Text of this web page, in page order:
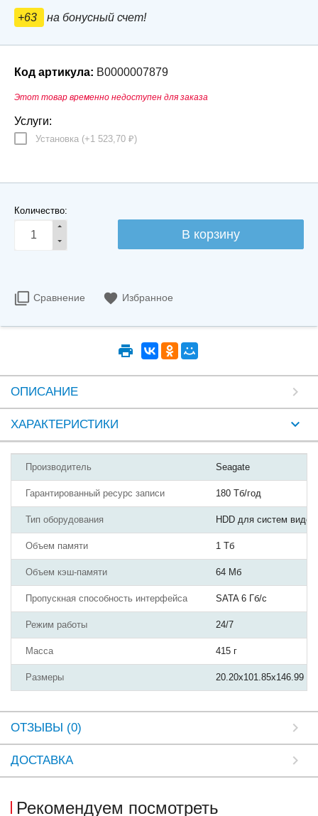
+63 на бонусный счет!
Код артикула: В0000007879
Этот товар временно недоступен для заказа
Услуги:
Установка (+1 523,70 ₽)
Количество:
Сравнение Избранное
ОПИСАНИЕ
ХАРАКТЕРИСТИКИ
Производитель Seagate
Гарантированный ресурс записи 180 Тб/год
Тип оборудования HDD для систем
Объем памяти 1 Тб
Объем кэш-памяти 64 Мб
Пропускная способность интерфейса SATA 6 Гб/с
Режим работы 24/7
Масса 415 г
Размеры 20.20х101.85х146.99
ОТЗЫВЫ (0)
ДОСТАВКА
Рекомендуем посмотреть